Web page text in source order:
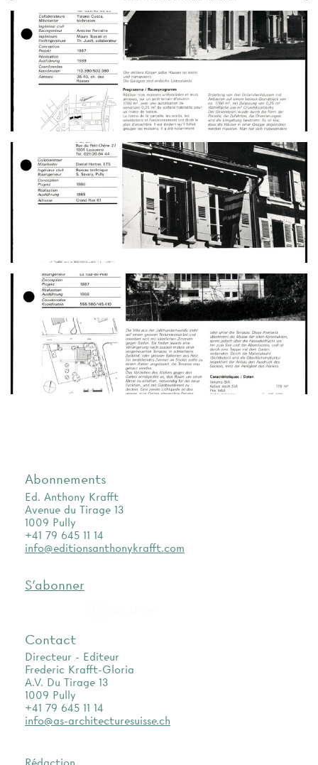
Abonnements
Ed. Anthony Krafft
Avenue du Tirage 13
1009 Pully
+41 79 645 11 14
info@editionsanthonykrafft.com
S'abonner
Contact
Directeur - Editeur
Frederic Krafft-Gloria
A.V. Du Tirage 13
1009 Pully
+41 79 645 11 14
info@as-architecturesuisse.ch